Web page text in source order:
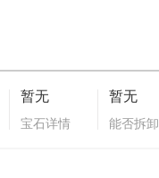
暂无
宝石详情
暂无
能否拆卸